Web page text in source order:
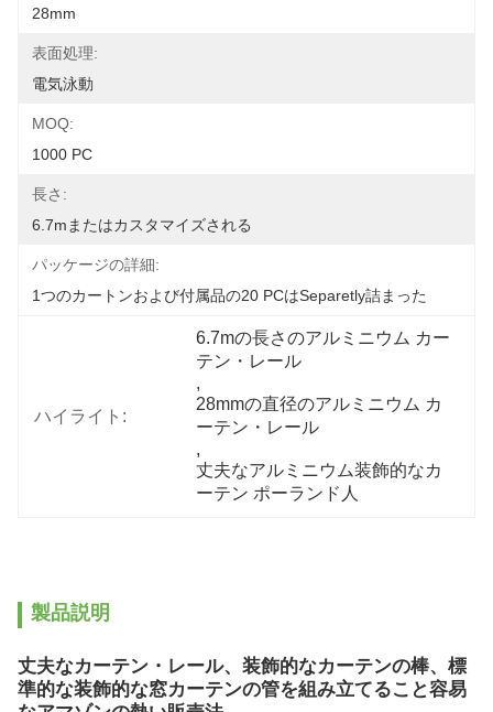
28mm
表面処理:
電気泳動
MOQ:
1000 PC
長さ:
6.7mまたはカスタマイズされる
パッケージの詳細:
1つのカートンおよび付属品の20 PCはseparetly詰まった
ハイライト:
6.7mの長さのアルミニウム カー
テン・レール
,
28mmの直径のアルミニウム カ
ーテン・レール
,
丈夫なアルミニウム装飾的なカ
ーテン ポーランド人
製品説明
丈夫なカーテン・レール、装飾的なカーテンの棒、標
準的な装飾的な窓カーテンの管を組み立てること容易